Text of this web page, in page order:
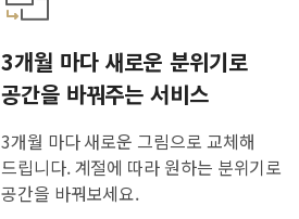
3개월 마다 새로운 분위기로
공간을 바꿔주는 서비스
3개월 마다 새로운 그림으로 교체해
드립니다. 계절에 따라 원하는 분위기로
공간을 바꿔보세요.